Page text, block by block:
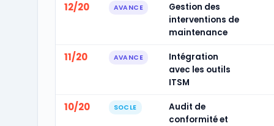
12/20 AVANCE
Gestion des
interventions de
maintenance
11/20 AVANCE
Intégration
avec les outils
ITSM
10/20 SOCLE
Audit de
conformité et